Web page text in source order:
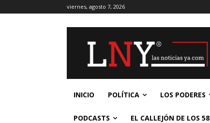
viernes, agosto 7, 2026
INICIO POLÍTICA LOS PODERES
PODCASTS EL CALLEJÓN DE LOS 58